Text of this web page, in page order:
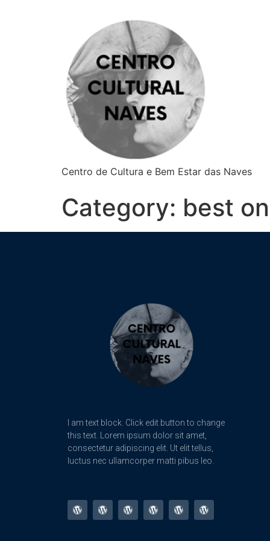
Centro de Cultura e Bem Estar das Naves
Category: best
I am text block. Click edit button to change
this text. Lorem ipsum dolor sit amet,
consectetur adipiscing elit. Ut elit tellus,
luctus nec ullamcorper matti pibus leo.